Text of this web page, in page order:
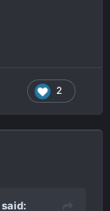
2
said: